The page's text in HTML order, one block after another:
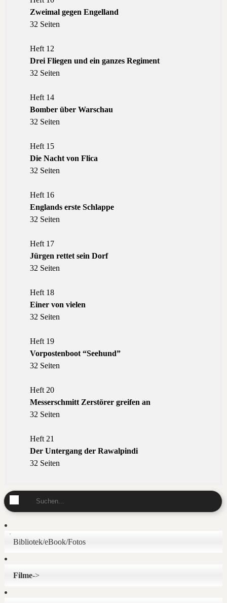
Zweimal gegen Engelland
32 Seiten
Heft 12
Drei Fliegen und ein ganzes Regiment
32 Seiten
Heft 14
Bomber über Warschau
32 Seiten
Heft 15
Die Nacht von Flica
32 Seiten
Heft 16
Englands erste Schlappe
32 Seiten
Heft 17
Jürgen rettet sein Dorf
32 Seiten
Heft 18
Einer von vielen
32 Seiten
Heft 19
Vorpostenboot “Seehund”
32 Seiten
Heft 20
Messerschmitt Zerstörer greifen an
32 Seiten
Heft 21
Der Untergang der Rawalpindi
32 Seiten
Bibliotek/eBook/Fotos
Filme->